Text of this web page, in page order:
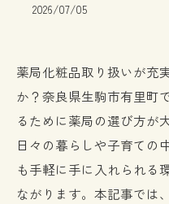
2026/07/05
薬局化粧品取り扱いが充
か？奈良県生駒市有里町
るために薬局の選び方が
日々の暮らしや子育ての
も手軽に手に入れられる
ながります。本記事では